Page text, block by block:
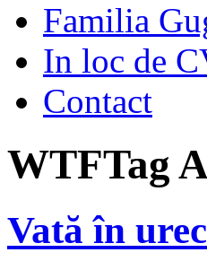
Familia
In loc de
Contact
WTFTag
Vată în